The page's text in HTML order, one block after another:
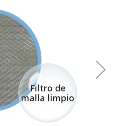
Filtro de
malla limpio